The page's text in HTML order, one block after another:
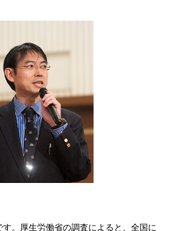
。厚生労働省の調査によると、全国に